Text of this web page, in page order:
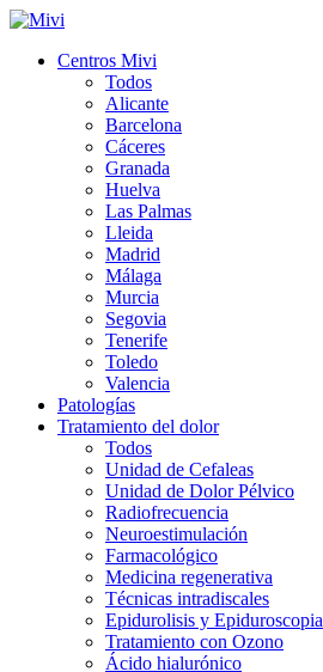
Centros Mivi
Todos
Alicante
Barcelona
Cáceres
Granada
Huelva
Las Palmas
Lleida
Madrid
Málaga
Murcia
Segovia
Tenerife
Toledo
Valencia
Patologías
Tratamiento del dolor
Todos
Unidad de Cefaleas
Unidad de Dolor Pélvico
Radiofrecuencia
Neuroestimulación
Farmacológico
Medicina regenerativa
Técnicas intradiscales
Epidurolisis y Epiduroscopia
Tratamiento con Ozono
Ácido hialurónico